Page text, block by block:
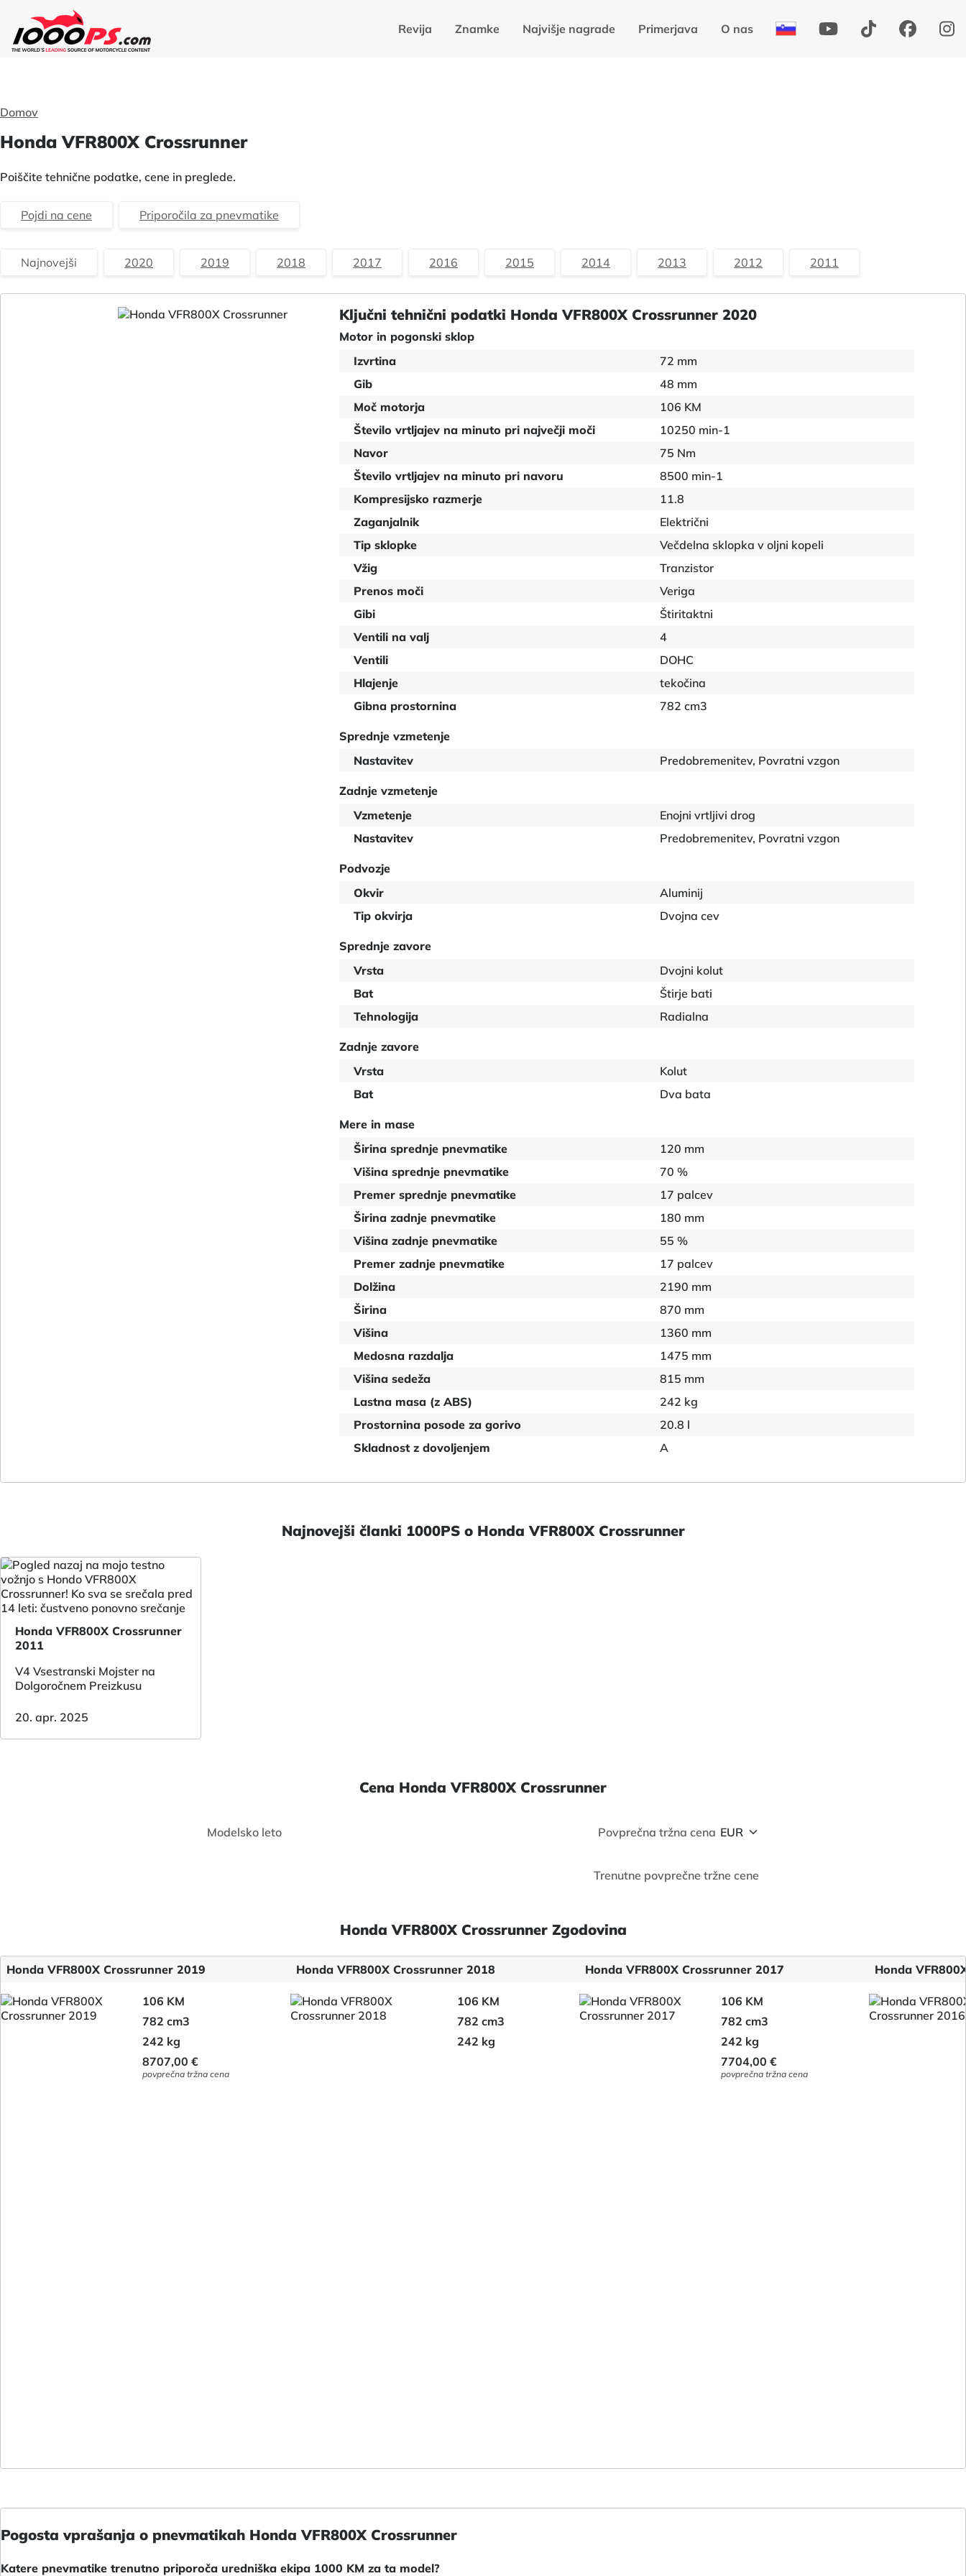
Revija Znamke Najvišje nagrade Primerjava O nas
Domov
Honda VFR800X Crossrunner
Poiščite tehnične podatke, cene in preglede.
Pojdi na cene Priporočila za pnevmatike
Najnovejši 2020 2019 2018 2017 2016 2015 2014 2013 2012 2011
Ključni tehnični podatki Honda VFR800X Crossrunner 2020
Motor in pogonski sklop
Izvrtina
72 mm
Gib
48 mm
Moč motorja
106 KM
Število vrtljajev na minuto pri največji moči
10250 min-1
Navor
75 Nm
Število vrtljajev na minuto pri navoru
8500 min-1
Kompresijsko razmerje
11.8
Zaganjalnik
Električni
Tip sklopke
Večdelna sklopka v oljni kopeli
Vžig
Tranzistor
Prenos moči
Veriga
Gibi
Štiritaktni
Ventili na valj
4
Ventili
DOHC
Hlajenje
tekočina
Gibna prostornina
782 cm3
Sprednje vzmetenje
Nastavitev
Predobremenitev, Povratni vzgon
Zadnje vzmetenje
Vzmetenje
Enojni vrtljivi drog
Nastavitev
Predobremenitev, Povratni vzgon
Podvozje
Okvir
Aluminij
Tip okvirja
Dvojna cev
Sprednje zavore
Vrsta
Dvojni kolut
Bat
Štirje bati
Tehnologija
Radialna
Zadnje zavore
Vrsta
Kolut
Bat
Dva bata
Mere in mase
Širina sprednje pnevmatike
120 mm
Višina sprednje pnevmatike
70 %
Premer sprednje pnevmatike
17 palcev
Širina zadnje pnevmatike
180 mm
Višina zadnje pnevmatike
55 %
Premer zadnje pnevmatike
17 palcev
Dolžina
2190 mm
Širina
870 mm
Višina
1360 mm
Medosna razdalja
1475 mm
Višina sedeža
815 mm
Lastna masa (z ABS)
242 kg
Prostornina posode za gorivo
20.8 l
Skladnost z dovoljenjem
A
Najnovejši članki 1000PS o Honda VFR800X Crossrunner
Honda VFR800X Crossrunner
2011
V4 Vsestranski Mojster na
Dolgoročnem Preizkusu
20. apr. 2025
Cena Honda VFR800X Crossrunner
Modelsko leto Povprečna tržna cena
Trenutne povprečne tržne cene
Honda VFR800X Crossrunner Zgodovina
Honda VFR800X Crossrunner 2019
106 KM
782 cm3
242 kg
8707,00 €
povprečna tržna cena
Honda VFR800X Crossrunner 2018
106 KM
782 cm3
242 kg
Honda VFR800X Crossrunner 2017
106 KM
782 cm3
242 kg
7704,00 €
povprečna tržna cena
Honda
Pogosta vprašanja o pnevmatikah Honda VFR800X Crossrunner
Katere pnevmatike trenutno priporoča uredniška ekipa 1000 KM za ta model?